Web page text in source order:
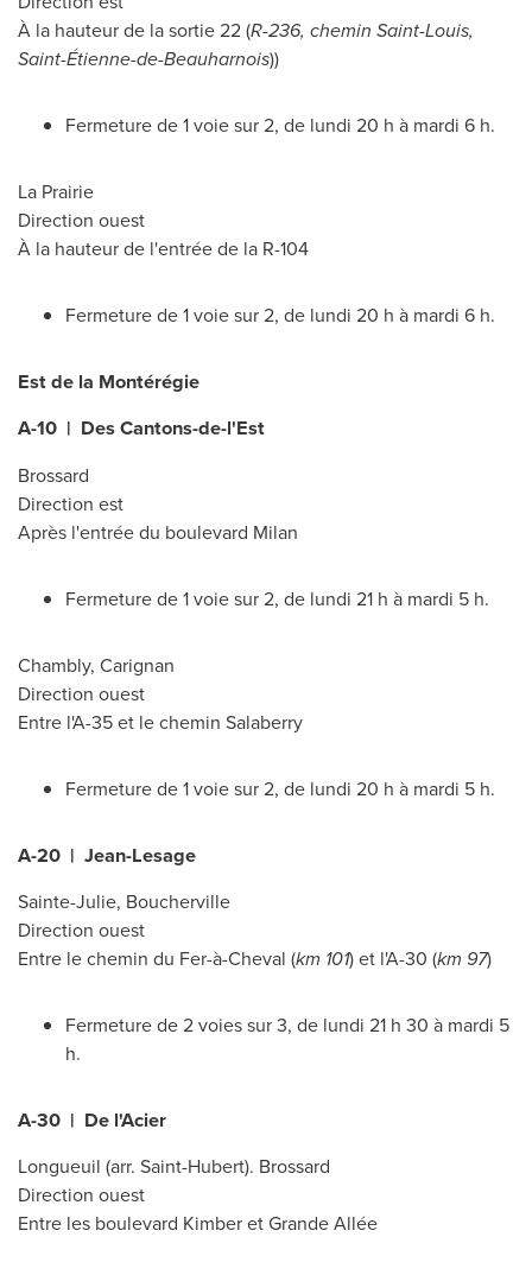
À la hauteur de la sortie 22 (R-236, chemin Saint-Louis,
Saint-Étienne-de-Beauharnois))
Fermeture de 1 voie sur 2, de lundi 20 h à mardi 6 h.
La Prairie
Direction ouest
À la hauteur de l'entrée de la R-104
Fermeture de 1 voie sur 2, de lundi 20 h à mardi 6 h.
Est de la Montérégie
A-10 | Des Cantons-de-l'Est
Brossard
Direction est
Après l'entrée du boulevard Milan
Fermeture de 1 voie sur 2, de lundi 21 h à mardi 5 h.
Chambly, Carignan
Direction ouest
Entre l'A-35 et le chemin Salaberry
Fermeture de 1 voie sur 2, de lundi 20 h à mardi 5 h.
A-20 | Jean-Lesage
Sainte-Julie, Boucherville
Direction ouest
Entre le chemin du Fer-à-Cheval (km 101) et l'A-30 (km 97)
Fermeture de 2 voies sur 3, de lundi 21 h 30 à mardi 5
h.
A-30 | De l'Acier
Longueuil (arr. Saint-Hubert). Brossard
Direction ouest
Entre les boulevard Kimber et Grande Allée